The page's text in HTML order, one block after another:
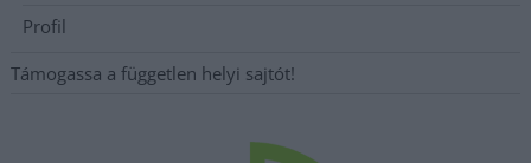
Profil
Támogassa a független helyi sajtót!